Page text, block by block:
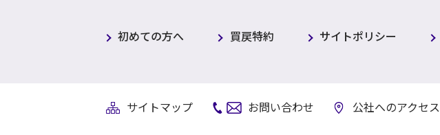
初めての方へ 買戻特約 サイトポリシー
サイトマップ お問い合わせ 公社へのアクセス